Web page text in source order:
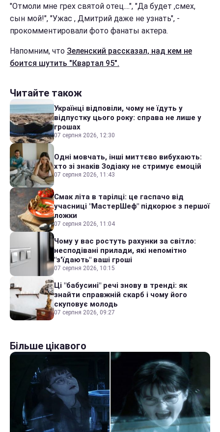
"Отмоли мне грех святой отец....", "Да будет ,смех,
сын мой!", "Ужас , Дмитрий даже не узнать", -
прокомментировали фото фанаты актера.
Напомним, что Зеленский рассказал, над кем не
боится шутить "Квартал 95".
Читайте також
Українці відповіли, чому не їдуть у
відпустку цього року: справа не лише у
грошах
07 серпня 2026, 12:30
Одні мовчать, інші миттєво вибухають:
хто зі знаків Зодіаку не стримує емоцій
07 серпня 2026, 11:43
Смак літа в тарілці: це гаспачо від
учасниці "МастерШеф" підкорює з першої
ложки
07 серпня 2026, 11:04
Чому у вас ростуть рахунки за світло:
несподівані прилади, які непомітно
"з'їдають" ваші гроші
07 серпня 2026, 10:15
Ці "бабусині" речі знову в тренді: як
знайти справжній скарб і чому його
скуповує молодь
07 серпня 2026, 09:27
Більше цікавого